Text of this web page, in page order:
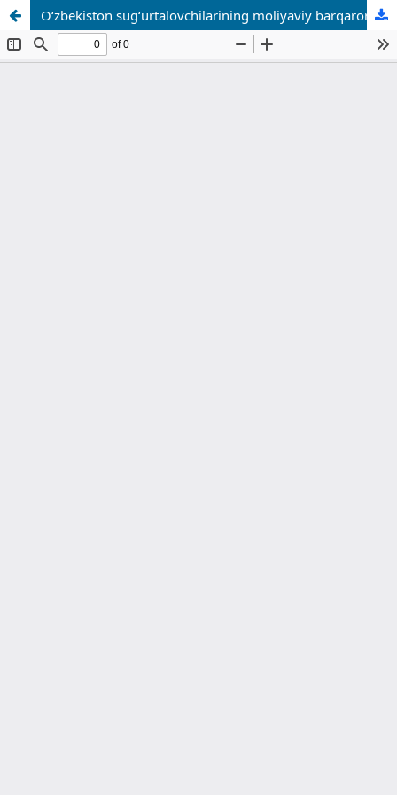
O‘zbekiston sug‘urtalovchilarining moliyaviy barqarorligini ta’minlashda qayta sug‘urtaning roli